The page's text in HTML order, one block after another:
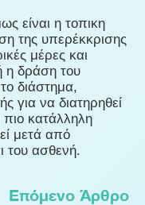
είναι η τοπικη
της υπερέκκρισης
μέρες και
η δράση του
διάστημα,
για να διατηρηθεί
κατάλληλη
μετά από
του ασθενή.
Επόμενο Άρθρο